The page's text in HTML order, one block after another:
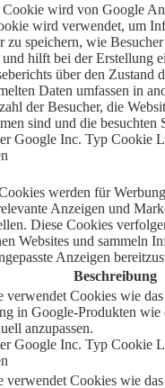
Cookie wird von Google
wird verwendet, um
zu speichern, wie
und hilft bei der Erstellung
über den Zustand
Daten umfassen in
der Besucher, die
sind und die besuchten
Google Inc. Typ Cookie
werden für
Anzeigen und
Diese Cookies
Websites und sammeln
Anzeigen
Beschreibung
verwendet Cookies wie
in Google-Produkten wie
anzupassen.
Google Inc. Typ Cookie
verwendet Cookies wie